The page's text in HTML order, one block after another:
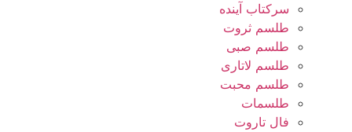
سرکتاب آینده
طلسم ثروت
طلسم صبی
طلسم لاتاری
طلسم محبت
طلسمات
فال تاروت